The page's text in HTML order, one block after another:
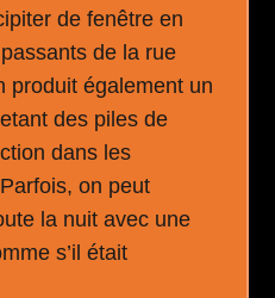
de fenêtre en
de la rue
produit également un
des piles de
dans les
on peut
la nuit avec une
s’il était